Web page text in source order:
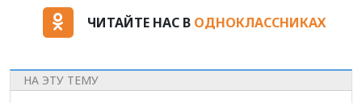
ЧИТАЙТЕ НАС В ОДНОКЛАССНИКАХ
НА ЭТУ ТЕМУ